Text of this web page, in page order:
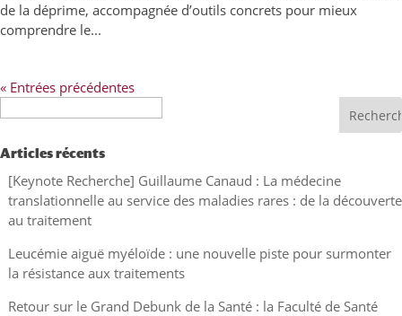
de la déprime, accompagnée d’outils concrets pour mieux
comprendre le...
« Entrées précédentes
Articles récents
[Keynote Recherche] Guillaume Canaud : La médecine
translationnelle au service des maladies rares : de la découverte
au traitement
Leucémie aiguë myéloïde : une nouvelle piste pour surmonter
la résistance aux traitements
Retour sur le Grand Debunk de la Santé : la Faculté de Santé